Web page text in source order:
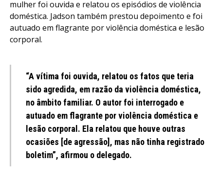
mulher foi ouvida e relatou os episódios de violência
doméstica. Jadson também prestou depoimento e foi
autuado em flagrante por violência doméstica e lesão
corporal.
“A vítima foi ouvida, relatou os fatos que teria
sido agredida, em razão da violência doméstica,
no âmbito familiar. O autor foi interrogado e
autuado em flagrante por violência doméstica e
lesão corporal. Ela relatou que houve outras
ocasiões [de agressão], mas não tinha registrado
boletim”, afirmou o delegado.